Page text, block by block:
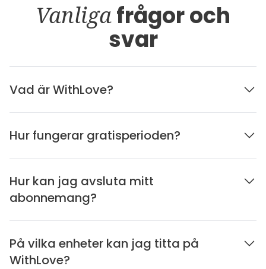
Vanligafrågor och
svar
Vad är WithLove?
Hur fungerar gratisperioden?
Hur kan jag avsluta mitt
abonnemang?
På vilka enheter kan jag titta på
WithLove?